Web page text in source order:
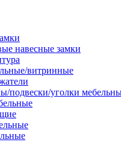
навесные замки
витринные
подвески/уголки